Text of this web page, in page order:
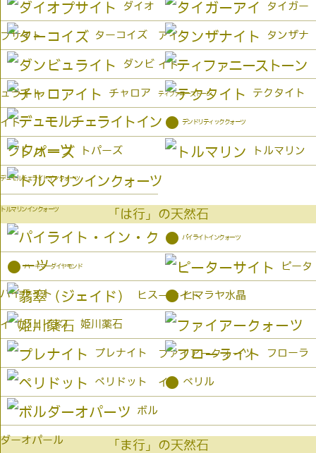
ダイオ
プサイト
タイガー
アイ
ターコイズ タンザナ
イト
ダンビ
ュライト ティファニーストーン
チャロア
イト
テクタイト
デュモルチェライトインクォーツ
● デンドリティッククォーツ
トパーズ トルマリン
トルマリンインクォーツ 「は行」の天然石
パイライト
● パイライトインクォーツ
● ハーキマーダイヤモンド ピータ
ーサイト
ヒス
イ（ジェイド）
● ヒマラヤ水晶
姫川薬石
ファイアークォーツ
プレナイト フローラ
イト
ペリドット ● ベリル
ボル
ダーオパール 「ま行」の天然石